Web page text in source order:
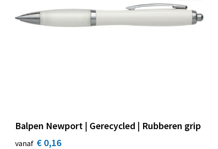
Balpen Newport | Gerecycled | Rubberen grip
vanaf € 0,16